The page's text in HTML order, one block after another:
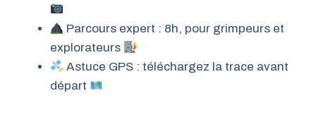
Parcours expert : 8h, pour grimpeurs et
explorateurs
Astuce GPS : téléchargez la trace avant
départ